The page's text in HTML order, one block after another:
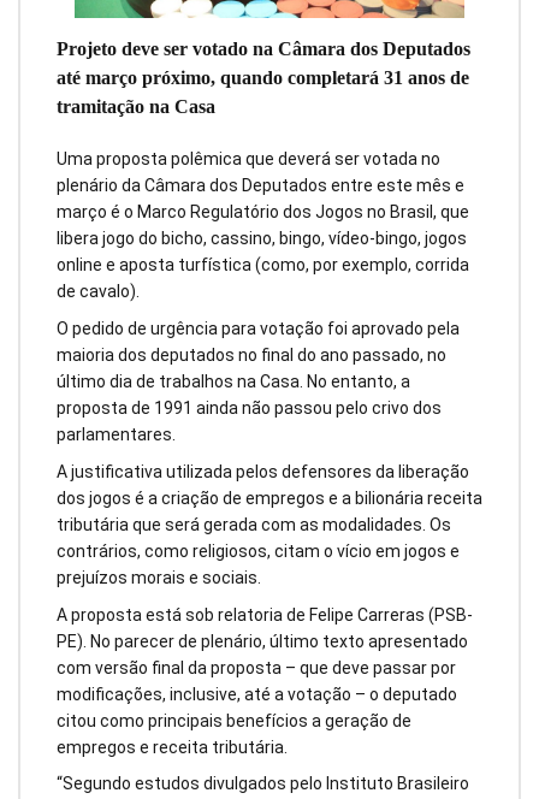
Projeto deve ser votado na Câmara dos Deputados
até março próximo, quando completará 31 anos de
tramitação na Casa
Uma proposta polêmica que deverá ser votada no
plenário da Câmara dos Deputados entre este mês e
março é o Marco Regulatório dos Jogos no Brasil, que
libera jogo do bicho, cassino, bingo, vídeo-bingo, jogos
online e aposta turfística (como, por exemplo, corrida
de cavalo).
O pedido de urgência para votação foi aprovado pela
maioria dos deputados no final do ano passado, no
último dia de trabalhos na Casa. No entanto, a
proposta de 1991 ainda não passou pelo crivo dos
parlamentares.
A justificativa utilizada pelos defensores da liberação
dos jogos é a criação de empregos e a bilionária receita
tributária que será gerada com as modalidades. Os
contrários, como religiosos, citam o vício em jogos e
prejuízos morais e sociais.
A proposta está sob relatoria de Felipe Carreras (PSB-
PE). No parecer de plenário, último texto apresentado
com versão final da proposta – que deve passar por
modificações, inclusive, até a votação – o deputado
citou como principais benefícios a geração de
empregos e receita tributária.
“Segundo estudos divulgados pelo Instituto Brasileiro